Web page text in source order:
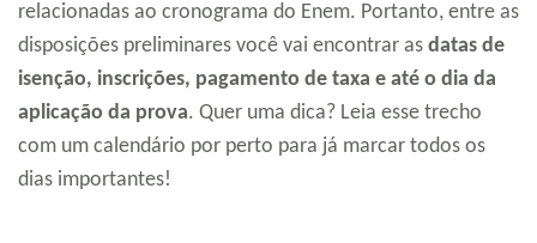
relacionadas ao cronograma do Enem. Portanto, entre as
disposições preliminares você vai encontrar as datas de
isenção, inscrições, pagamento de taxa e até o dia da
aplicação da prova. Quer uma dica? Leia esse trecho
com um calendário por perto para já marcar todos os
dias importantes!